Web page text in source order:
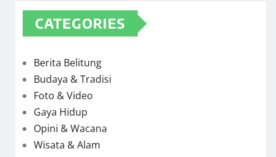
CATEGORIES
Berita Belitung
Budaya & Tradisi
Foto & Video
Gaya Hidup
Opini & Wacana
Wisata & Alam